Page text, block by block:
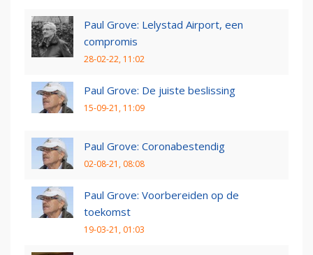
Paul Grove: Lelystad Airport, een
compromis
28-02-22, 11:02
Paul Grove: De juiste beslissing
15-09-21, 11:09
Paul Grove: Coronabestendig
02-08-21, 08:08
Paul Grove: Voorbereiden op de
toekomst
19-03-21, 01:03